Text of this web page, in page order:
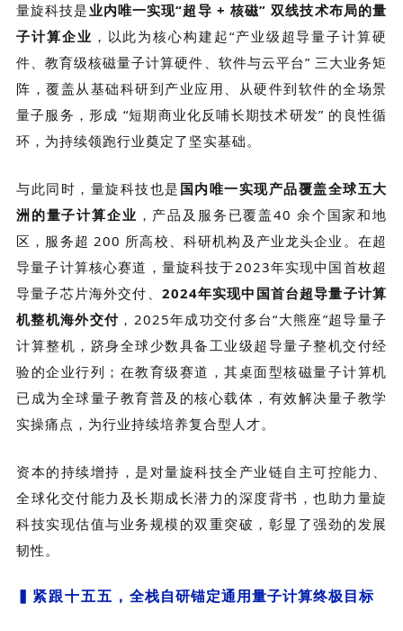
量旋科技是业内唯一实现“超导 + 核磁” 双线技术布局的量
子计算企业 ，以此为核心构建起“产业级超导量子计算硬
件、教育级核磁量子计算硬件、软件与云平台” 三大业务矩
阵，覆盖从基础科研到产业应用、从硬件到软件的全场景
量子服务，形成 “短期商业化反哺长期技术研发” 的良性循
环，为持续领跑行业奠定了坚实基础。
与此同时， 量旋科技也是 国内唯一实现产品覆盖全球五大
洲的量子计算企业 ，产品及服务已覆盖40 余个国家和地
区，服务超 200 所高校、科研机构及产业龙头企业。在超
导量子计算核心赛道， 量旋科技于2023年实现中国首枚超
导量子芯片海外交付、 2024年实现中国首台超导量子计算
机整机海外交付 ，2025年成功交付多台“大熊座”超导量子
计算整机，跻身全球少数具备工业级超导量子整机交付经
验的企业行列；在教育级赛道，其桌面型核磁量子计算机
已成为全球量子教育普及的核心载体，有效解决量子教学
实操痛点，为行业持续培养复合型人才。
资本的持续增持，是对量旋科技全产业链自主可控能力、
全球化交付能力及长期成长潜力的深度背书，也助力 量旋
科技实现估值与业务规模的双重突破，彰显了强劲的发展
韧性。
▍紧跟十五五， 全栈自研锚定通用量子计算终极目标